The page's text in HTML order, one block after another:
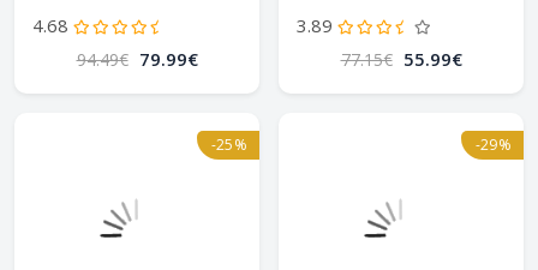
4.68
94.49€ 79.99€
3.89
77.15€ 55.99€
-25% -29%